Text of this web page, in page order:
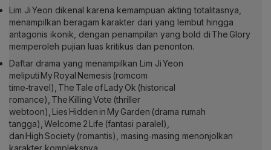
Lim Ji Yeon dikenal karena kemampuan akting totalitasnya,
menampilkan beragam karakter dari yang lembut hingga
antagonis ikonik, dengan penampilan yang bold di The Glory
memperoleh pujian luas kritikus dan penonton.
Daftar drama yang menampilkan Lim Ji Yeon
meliputi My Royal Nemesis (romcom
time‑travel), The Tale of Lady Ok (historical
romance), The Killing Vote (thriller
webtoon), Lies Hidden in My Garden (drama rumah
tangga), Welcome 2 Life (fantasi paralel),
dan High Society (romantis), masing‑masing menonjolkan
karakter kompleksnya.